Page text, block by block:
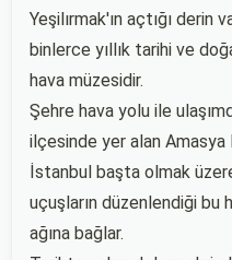
Yeşilırmak'ın açtığı derin
binlerce yıllık tarihi ve
hava müzesidir.
Şehre hava yolu ile
ilçesinde yer alan Amasya
İstanbul başta olmak
uçuşların düzenlendiği bu
ağına bağlar.